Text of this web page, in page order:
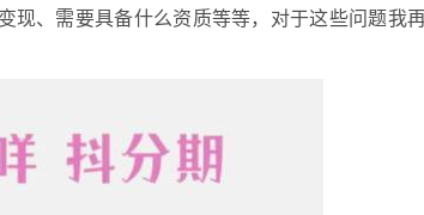
、需要具备什么资质等等，对于这些问题我